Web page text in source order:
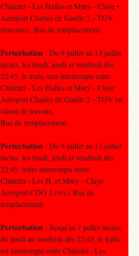
Châtelet – Les Halles et Mitry – Claye •
Aéroport Charles de Gaulle 2 – TGV
(travaux).. Bus de remplacement.
Perturbation : Du 9 juillet au 13 juillet
inclus, les lundi, jeudi et vendredi dès
22:45, le trafic sera interrompu entre
Châtelet – Les Halles et Mitry – Claye
Aéroport Charles de Gaulle 2 – TGV en
raison de travaux.
Bus de remplacement.
Perturbation : Du 9 juillet au 13 juillet
inclus, les lundi, jeudi et vendredi dès
22:45, trafic interrompu entre
Châtelet – Les H. et Mitry – Claye
Aéroport CDG 2 (tvx). Bus de
remplacement.
Perturbation : Jusqu'au 7 juillet inclus,
du lundi au vendredi dès 22:45, le trafic
est interrompu entre Châtelet – Les